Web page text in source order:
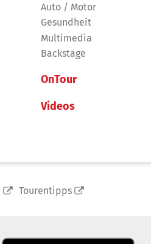
Auto / Motor
Gesundheit
Multimedia
Backstage
OnTour
Videos
Tourentipps